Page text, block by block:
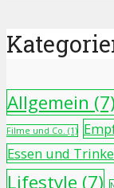
Allgemein (7)
Filme und Co. (1)
Essen und
Lifestyle (7)